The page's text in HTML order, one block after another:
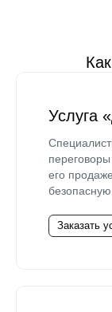
Услуга
его
безопасную
Заказать